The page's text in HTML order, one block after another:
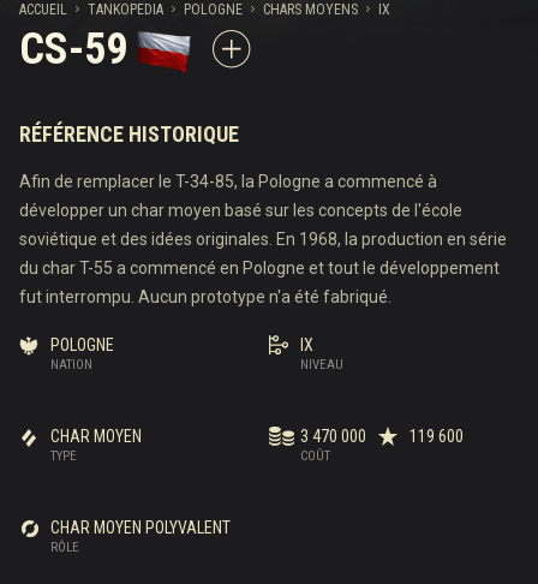
ACCUEIL TANKOPEDIA POLOGNE CHARS MOYENS IX
CS-59
RÉFÉRENCE HISTORIQUE
Afin de remplacer le T-34-85, la Pologne a commencé à
développer un char moyen basé sur les concepts de l'école
soviétique et des idées originales. En 1968, la production en série
du char T-55 a commencé en Pologne et tout le développement
fut interrompu. Aucun prototype n'a été fabriqué.
NATION
POLOGNE
NIVEAU
IX
TYPE
CHAR MOYEN
COÛT
3 470 000 119 600
RÔLE
CHAR MOYEN POLYVALENT